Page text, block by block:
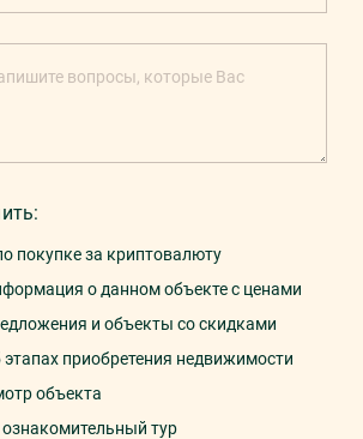
покупке за криптовалюту
о данном объекте с ценами
и объекты со скидками
приобретения недвижимости
объекта
тур